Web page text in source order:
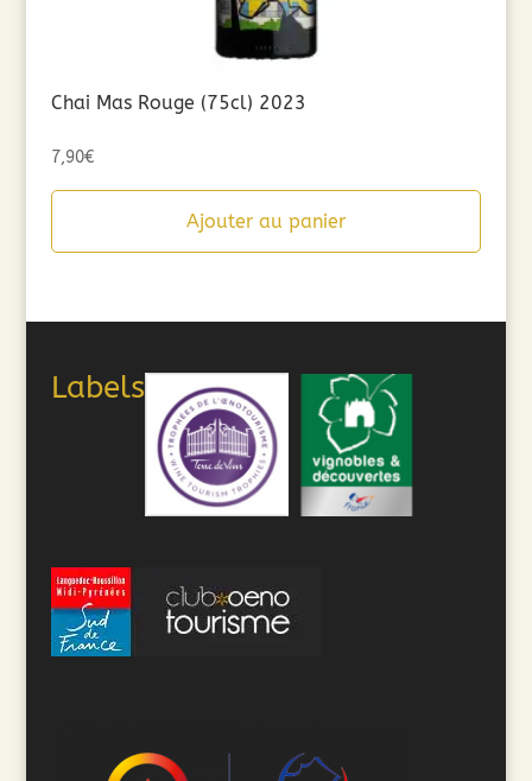
Chai Mas Rouge (75cl) 2023
7,90€
Ajouter au panier
Labels